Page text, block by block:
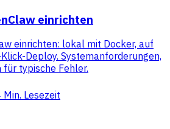
einrichten
einrichten: lokal mit Docker, auf
Deploy. Systemanforderungen,
typische Fehler.
Min. Lesezeit